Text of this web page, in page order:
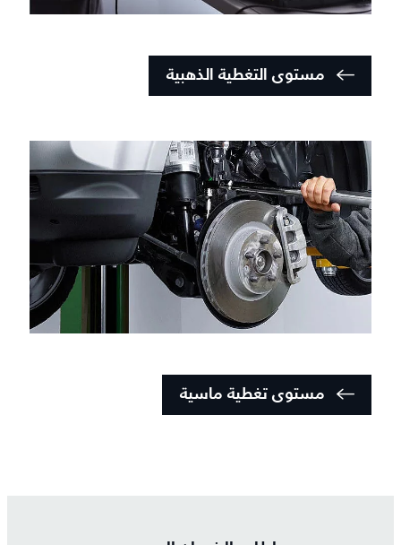
مستوى التغطية الذهبية
مستوى تغطية ماسية